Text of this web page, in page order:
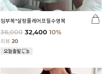
임부복*살랑플레어프릴수영복
36,000 32,400 10%
리뷰 20